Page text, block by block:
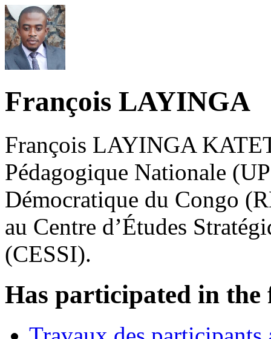
François LAYINGA
François LAYINGA
Pédagogique Nationale
Démocratique du Congo
au Centre d’Études
(CESSI).
Has participated in the